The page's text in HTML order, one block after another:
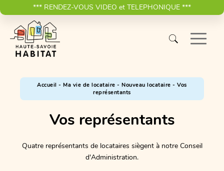
Accueil -Ma vie de locataire -Nouveau locataire -Vos
représentants
Vos représentants
Quatre représentants de locataires siègent à notre Conseil
d'Administration.
*** RENDEZ-VOUS VIDEO et TELEPHONIQUE ***